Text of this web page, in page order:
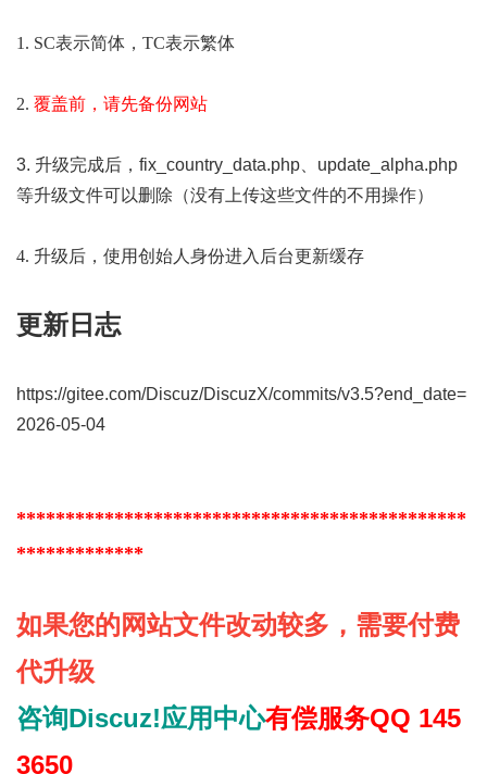
1. SC表示简体 ，TC表示繁体
2. 覆盖前，请先备份网站
3. 升级完成后，fix_country_data.php、update_alpha.php
等升级文件可以删除（没有上传这些文件的不用操作）
4. 升级后，使用创始人身份进入后台更新缓存
更新日志
https://gitee.com/Discuz/DiscuzX/commits/v3.5?end_date=
2026-05-04
**********************************************
*************
如果您的网站文件改动较多，需要付费
代升级
咨询Discuz!应用中心有偿服务QQ 145
3650